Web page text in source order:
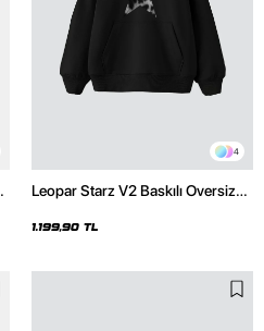
4
Leopar Starz V2 Baskılı Oversize
1.199,90 TL